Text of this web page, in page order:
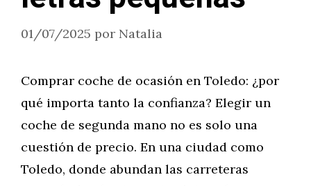
01/07/2025 por Natalia
Comprar coche de ocasión en Toledo: ¿por
qué importa tanto la confianza? Elegir un
coche de segunda mano no es solo una
cuestión de precio. En una ciudad como
Toledo, donde abundan las carreteras